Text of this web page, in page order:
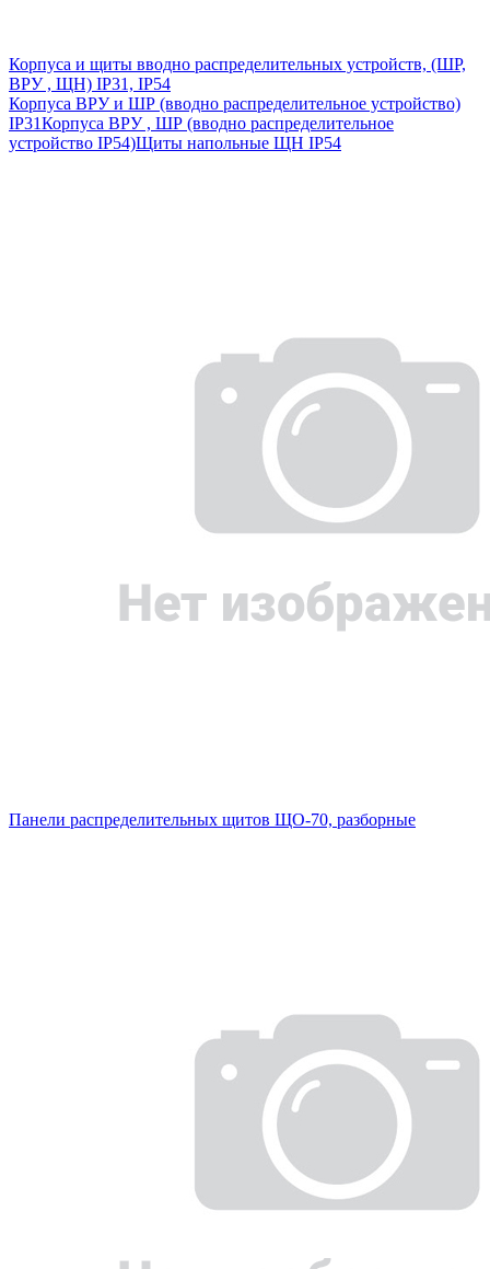
Корпуса и щиты вводно распределительных устройств, (ШР,
ВРУ , ЩН) IP31, IP54
Корпуса ВРУ и ШР (вводно распределительное устройство)
IP31Корпуса ВРУ , ШР (вводно распределительное
устройство IP54)Щиты напольные ЩН IP54
Панели распределительных щитов ЩО-70, разборные